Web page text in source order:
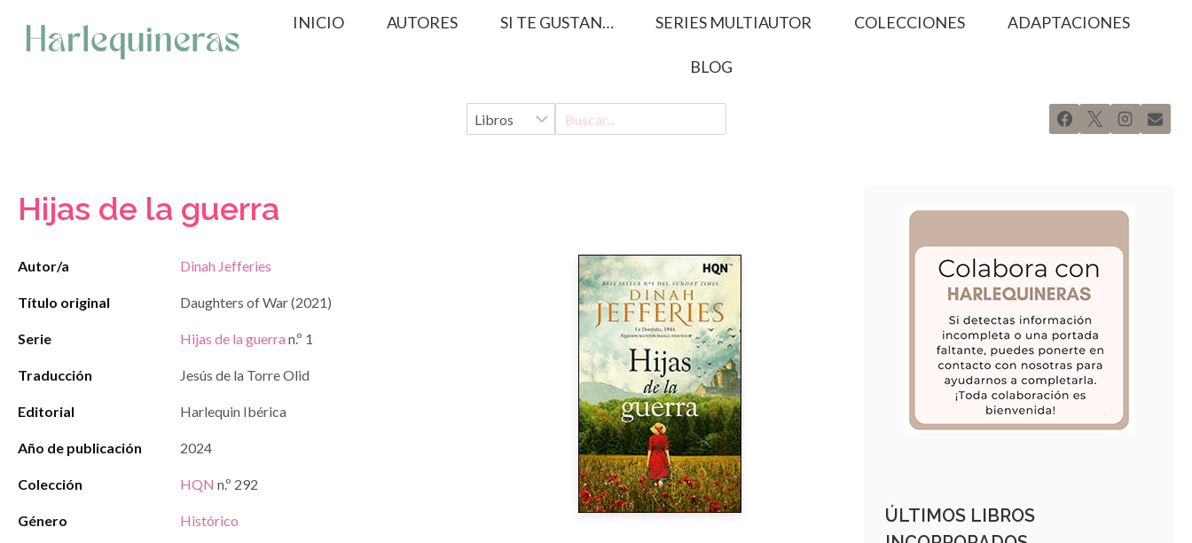
contenido
INICIO AUTORES SI TE GUSTAN… SERIES MULTIAUTOR COLECCIONES ADAPTACIONES
BLOG
Hijas de la guerra
Autor/a Dinah Jefferies
Título original Daughters of War (2021)
Serie Hijas de la guerra n.º 1
Traducción Jesús de la Torre Olid
Editorial Harlequin Ibérica
Año de publicación 2024
Colección HQN n.º 292
Género Histórico
ÚLTIMOS LIBROS